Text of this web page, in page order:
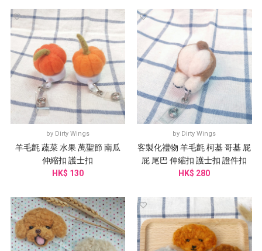
by Dirty Wings
羊毛氈 蔬菜 水果 萬聖節 南瓜
伸縮扣 護士扣
HK$ 130
by Dirty Wings
客製化禮物 羊毛氈 柯基 哥基 屁
屁 尾巴 伸縮扣 護士扣 證件扣
HK$ 280